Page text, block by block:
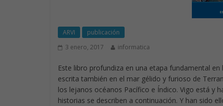
ARVI
publicación
3 enero, 2017
informatica
Este libro profundiza en una etapa fundamental
escrita también en el mar gélido y furioso de
los lejanos océanos Pacífico e Índico. Vigo está y
historias se describen a continuación. Y han sido